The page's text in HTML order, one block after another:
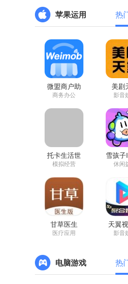
苹果运用 热
微盟商户助
手ios版
商务办公
美剧
影音
托卡生活世
界2021手机
模拟经营
雪孩子
苹
休闲
甘草医生
appios版
医疗应用
天翼
户端
影音
电脑游戏 热